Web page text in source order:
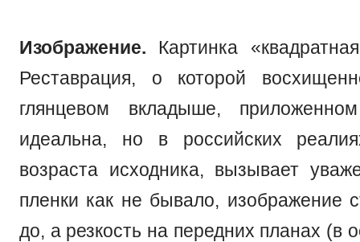
Изображение. Картинка
Реставрация, о которой
глянцевом вкладыше,
идеальна, но в российских
возраста исходника, вызывает
пленки как не бывало, изображение
до, а резкость на передних планах (в